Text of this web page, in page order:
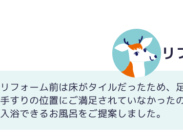
リ
リフォーム前は床がタイルだったため
手すりの位置にご満足されていなかった
入浴できるお風呂をご提案しました。